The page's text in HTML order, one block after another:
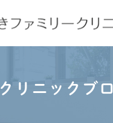
クリニックブ